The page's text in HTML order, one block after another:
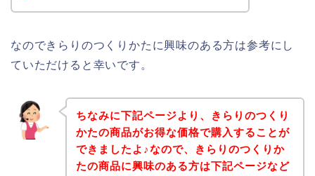
なのできらりのつくりかたに興味のある方は参考にし
ていただけると幸いです。
ちなみに下記ページより、きらりのつくり
かたの商品がお得な価格で購入することが
できましたよ♪なので、きらりのつくりか
たの商品に興味のある方は下記ページなど